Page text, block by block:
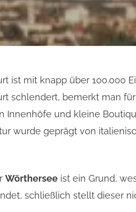
ist mit knapp über 100.000
schlendert, bemerkt man
Innenhöfe und kleine
wurde geprägt von
Wörthersee ist ein Grund,
schließlich stellt dieser